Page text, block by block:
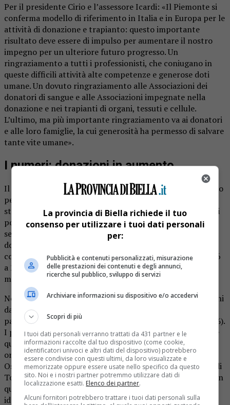
Per il presidente Cirio e l’assessore Icardi: «Il Piemonte si
conferma modello di riferimento in Italia e in Europa per le
attività di donazione e trapianto: questo importante
risultato deve essere di impulso per aumentare il nostro
impegno per un ulteriore futuro progresso. Un
ringraziamento a tutti i professionisti, che coniugano in
queste difficili attività alte competenze e generose doti
umane. Un dovuto ringraziamento alle Associazioni dei
donatori di sangue e alle Associazioni impegnate nella
donazione e nei trapianti di organi, tessuti e cellule.
L’ultimo, ma più importante ringraziamento va ai donatori
e alle loro famiglie, la cui generosità ha permesso di salvare
tante vite umane».
I numeri: donazioni in aumento
Il favore dei cittadini e la professionalità dei sanitari hanno
permesso di raggiungere nel 2023 valori donativi
straordinari. I donatori sono stati 179 (40,9 per milione di
popolazione – pmp), in assoluto il miglior risultato di
sempre e in aumento del 36% rispetto al 2022 dove i
donatori sono stati 132 (30 pmp). Questo dato è in linea
con l’incremento registrato dall’Italia, che è salita da 24,6
a 28,3 pmp, e ci pone ancora una volta fra le Regioni
migliori per procurement di organi.
Nel 2023 sono cresciuti i programmi di donazione di organi
da soggetto con cuore fermo (DCD): le donazioni sono
passate da 12 nel 2022 a 23 nel 2023 (incremento del 92%).
I prelievi avvengono negli ospedali autorizzati ad eseguire
questa forma di donazione molto complessa per tecnica e
organizzazione (a gennaio 2024 sono autorizzati gli
Ospedali San Giovanni Bosco, Molinette e Maria Vittoria di
Torino, l’Ospedale di Alessandria e l’Ospedale di Cuneo); in
queste strutture avvengono anche i prelievi dei donatori
identificati in numerosi ospedali della Rete (Novara,
La provincia di Biella richiede il tuo
consenso per utilizzare i tuoi dati personali
per:
Pubblicità e contenuti personalizzati, misurazione
delle prestazioni dei contenuti e degli annunci,
ricerche sul pubblico, sviluppo di servizi
Archiviare informazioni su dispositivo e/o accedervi
Scopri di più
I tuoi dati personali verranno trattati da 431 partner e le
informazioni raccolte dal tuo dispositivo (come cookie,
identificatori univoci e altri dati del dispositivo) potrebbero
essere condivise con questi ultimi, da loro visualizzate e
memorizzate oppure essere usate nello specifico da questo
sito. Noi e i nostri partner potremmo utilizzare dati di
localizzazione esatti. Elenco dei partner.
Alcuni fornitori potrebbero trattare i tuoi dati personali sulla